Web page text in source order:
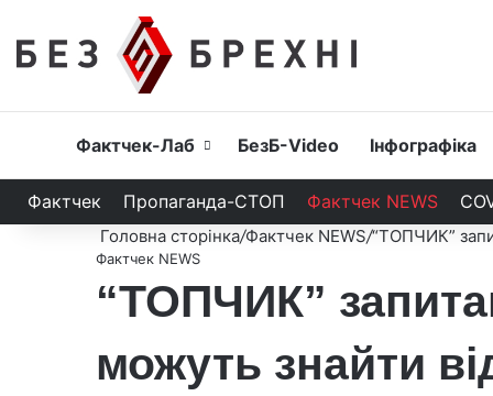
Головна
Фактчек-Лаб БезБ-Video Інфографіка
Фактчек Пропаганда-СТОП Фактчек NEWS
Головна сторінка/Фактчек NEWS/“ТОПЧИК”
Фактчек NEWS
“ТОПЧИК”
можуть знайти